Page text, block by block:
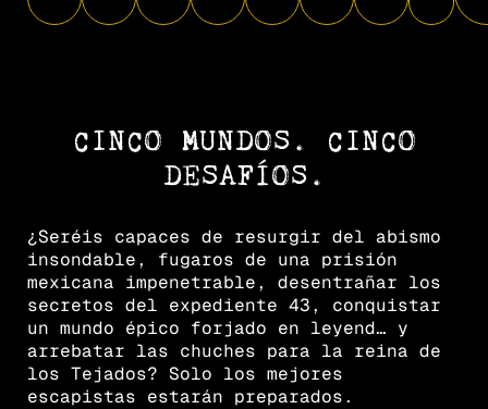
CINCO MUNDOS. CINCO
DESAFÍOS.
¿Seréis capaces de resurgir del abismo
insondable, fugaros de una prisión
mexicana impenetrable, desentrañar los
secretos del expediente 43, conquistar
un mundo épico forjado en leyend… y
arrebatar las chuches para la reina de
los Tejados? Solo los mejores
escapistas estarán preparados.